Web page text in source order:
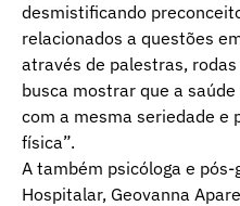
desmistificando
relacionados a questões
através de palestras,
busca mostrar que a
com a mesma seriedade e
física”.
A também psicóloga e
Hospitalar, Geovanna